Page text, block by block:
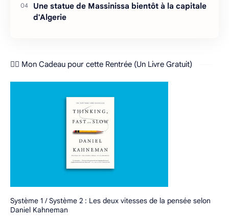
Une statue de Massinissa bientôt à la capitale
d'Algerie
❤️‍🔥 Mon Cadeau pour cette Rentrée (Un Livre Gratuit)
Système 1 / Système 2 : Les deux vitesses de la pensée selon
Daniel Kahneman